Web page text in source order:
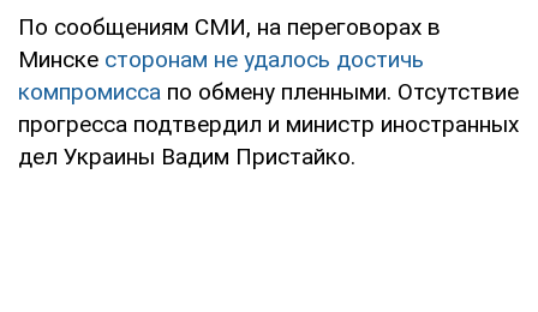
По сообщениям СМИ, на переговорах в
Минске сторонам не удалось достичь
компромисса по обмену пленными. Отсутствие
прогресса подтвердил и министр иностранных
дел Украины Вадим Пристайко.